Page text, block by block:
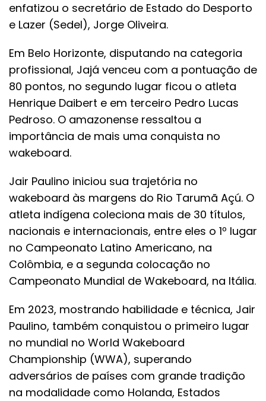
enfatizou o secretário de Estado do Desporto
e Lazer (Sedel), Jorge Oliveira.
Em Belo Horizonte, disputando na categoria
profissional, Jajá venceu com a pontuação de
80 pontos, no segundo lugar ficou o atleta
Henrique Daibert e em terceiro Pedro Lucas
Pedroso. O amazonense ressaltou a
importância de mais uma conquista no
wakeboard.
Jair Paulino iniciou sua trajetória no
wakeboard às margens do Rio Tarumã Açú. O
atleta indígena coleciona mais de 30 títulos,
nacionais e internacionais, entre eles o 1º lugar
no Campeonato Latino Americano, na
Colômbia, e a segunda colocação no
Campeonato Mundial de Wakeboard, na Itália.
Em 2023, mostrando habilidade e técnica, Jair
Paulino, também conquistou o primeiro lugar
no mundial no World Wakeboard
Championship (WWA), superando
adversários de países com grande tradição
na modalidade como Holanda, Estados